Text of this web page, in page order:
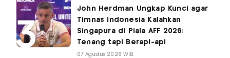
John Herdman Ungkap Kunci agar
Timnas Indonesia Kalahkan
Singapura di Piala AFF 2026:
Tenang tapi Berapi-api
07 Agustus 2026 WIB